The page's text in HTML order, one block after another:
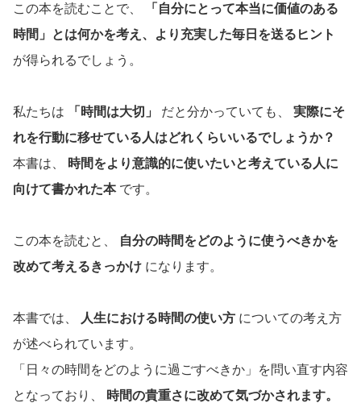
この本を読むことで、
「自分にとって本当に価値のある
時間」とは何かを考え、より充実した毎日を送るヒント
が得られるでしょう。
私たちは 「時間は大切」 だと分かっていても、 実際にそ
れを行動に移せている人はどれくらいいるでしょうか？
本書は、
時間をより意識的に使いたいと考えている人に
向けて書かれた本です。
この本を読むと、
自分の時間をどのように使うべきかを
改めて考えるきっかけ になります。
本書では、 人生における時間の使い方 についての考え方
が述べられています。
「日々の時間をどのように過ごすべきか」を問い直す内容
となっており、
時間の貴重さに改めて気づかされます。